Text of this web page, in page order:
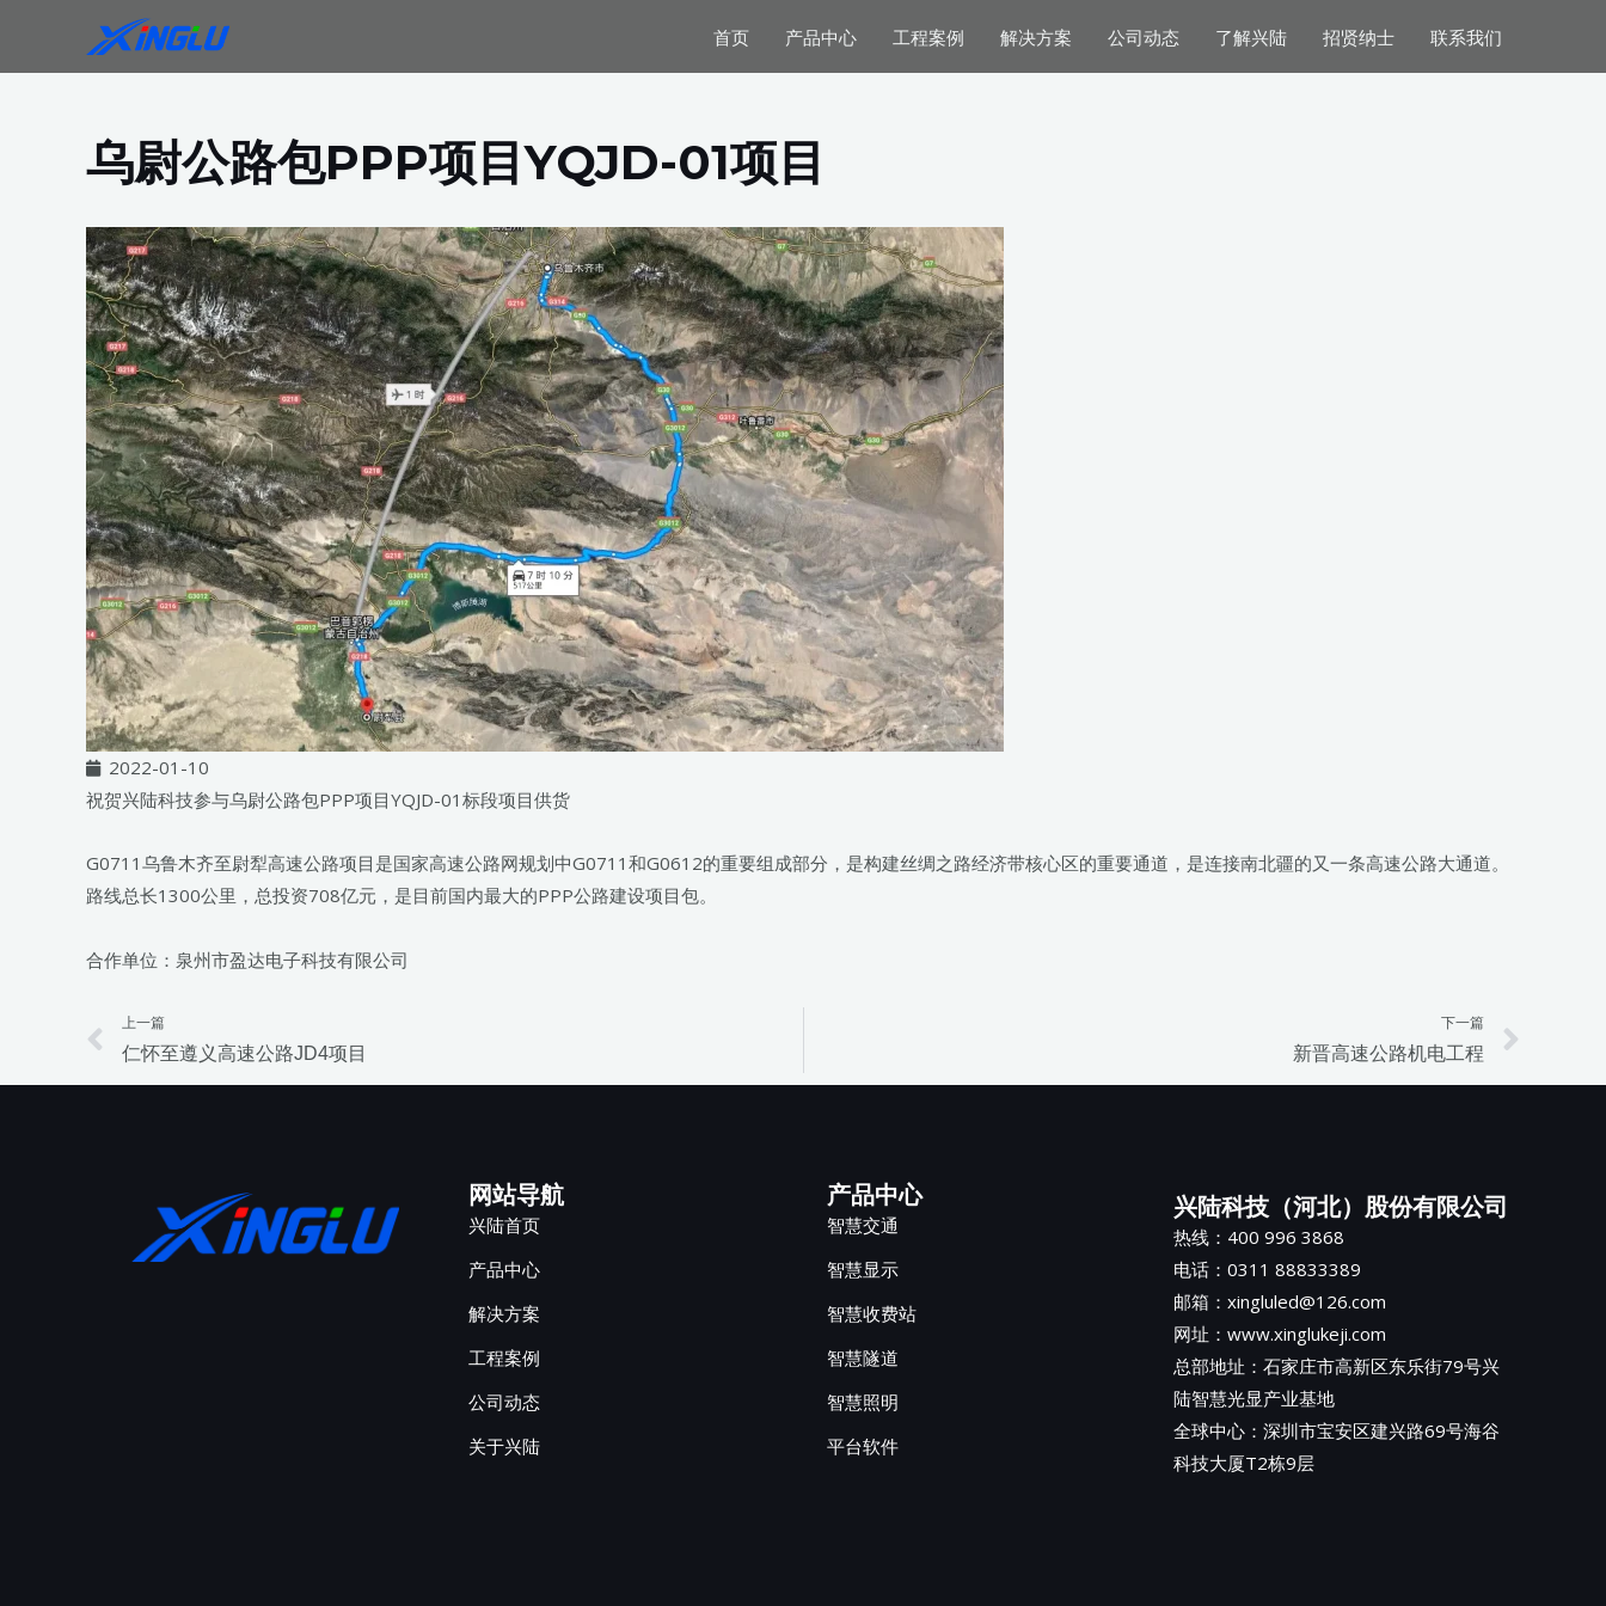
内
首页 产品中心 工程案例 解决方案 公司动态 了解兴陆 招贤纳士 联系我们
乌尉公路包PPP项目YQJD-01项目
2022-01-10
祝贺兴陆科技参与乌尉公路包PPP项目YQJD-01标段项目供货
G0711乌鲁木齐至尉犁高速公路项目是国家高速公路网规划中G0711和G0612的重要组成部分，是构建丝绸之路经济带核心区的重要通道，是连接南北疆的又一条高速公路大通道。
路线总长1300公里，总投资708亿元，是目前国内最大的PPP公路建设项目包。
合作单位：泉州市盈达电子科技有限公司
Prev
上一篇
仁怀至遵义高速公路JD4项目
下一篇
新晋高速公路机电工程
网站导航
兴陆首页
产品中心
解决方案
工程案例
公司动态
关于兴陆
产品中心
智慧交通
智慧显示
智慧收费站
智慧隧道
智慧照明
平台软件
兴陆科技（河北）股份有限公司
热线：400 996 3868
电话：0311 88833389
邮箱：xingluled@126.com
网址：www.xinglukeji.com
总部地址： 石家庄市高新区东乐街79号兴
陆智慧光显产业基地
全球中心：深圳市宝安区建兴路69号海谷
科技大厦T2栋9层